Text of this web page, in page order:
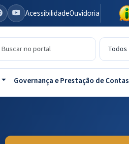
AcessibilidadeOuvidoria
no portal
de conteúdo
Governança e Prestação de Contas